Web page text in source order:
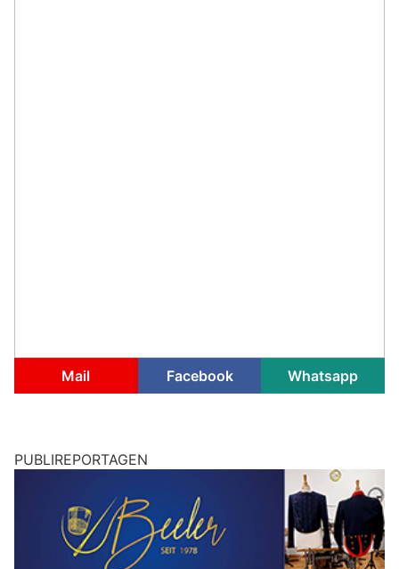
Mail Facebook Whatsapp
PUBLIREPORTAGEN